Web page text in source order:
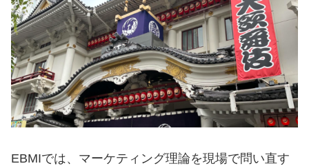
EBMIでは、マーケティング理論を現場で問い直す